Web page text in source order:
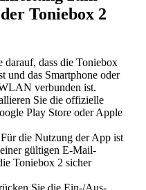
Toniebox 2
darauf, dass die Toniebox
und das Smartphone oder
verbunden ist.
Sie die offizielle
Play Store oder Apple
die Nutzung der App ist
gültigen E-Mail-
Toniebox 2 sicher